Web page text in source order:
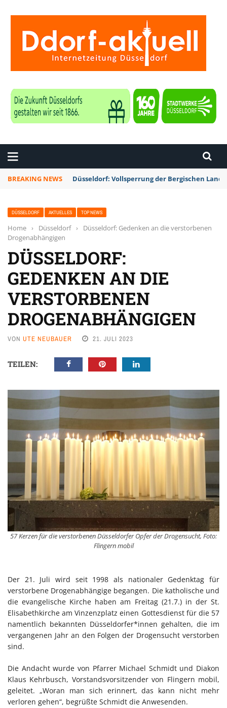
BREAKING NEWS Düsseldorf: Vollsperrung der Bergischen
DÜSSELDORF AKTUELLES TOP NEWS
Home › Düsseldorf ›
Düsseldorf: Gedenken an die verstorbenen
Drogenabhängigen
DÜSSELDORF:
GEDENKEN AN DIE
VERSTORBENEN
DROGENABHÄNGIGEN
VON UTE NEUBAUER 21. JULI 2023
TEILEN:
57 Kerzen für die verstorbenen Düsseldorfer Opfer der Drogensucht, Foto:
Flingern mobil
Der 21. Juli wird seit 1998 als nationaler Gedenktag für
verstorbene Drogenabhängige begangen. Die katholische und
die evangelische Kirche haben am Freitag (21.7.) in der St.
Elisabethkirche am Vinzenzplatz einen Gottesdienst für die 57
namentlich bekannten Düsseldorfer*innen gehalten, die im
vergangenen Jahr an den Folgen der Drogensucht verstorben
sind.
Die Andacht wurde von Pfarrer Michael Schmidt und Diakon
Klaus Kehrbusch, Vorstandsvorsitzender von Flingern mobil,
geleitet. „Woran man sich erinnert, das kann nicht mehr
verloren gehen“, begrüßte Schmidt die Anwesenden.